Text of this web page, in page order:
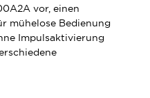
vor, einen
mühelose Bedienung
Impulsaktivierung